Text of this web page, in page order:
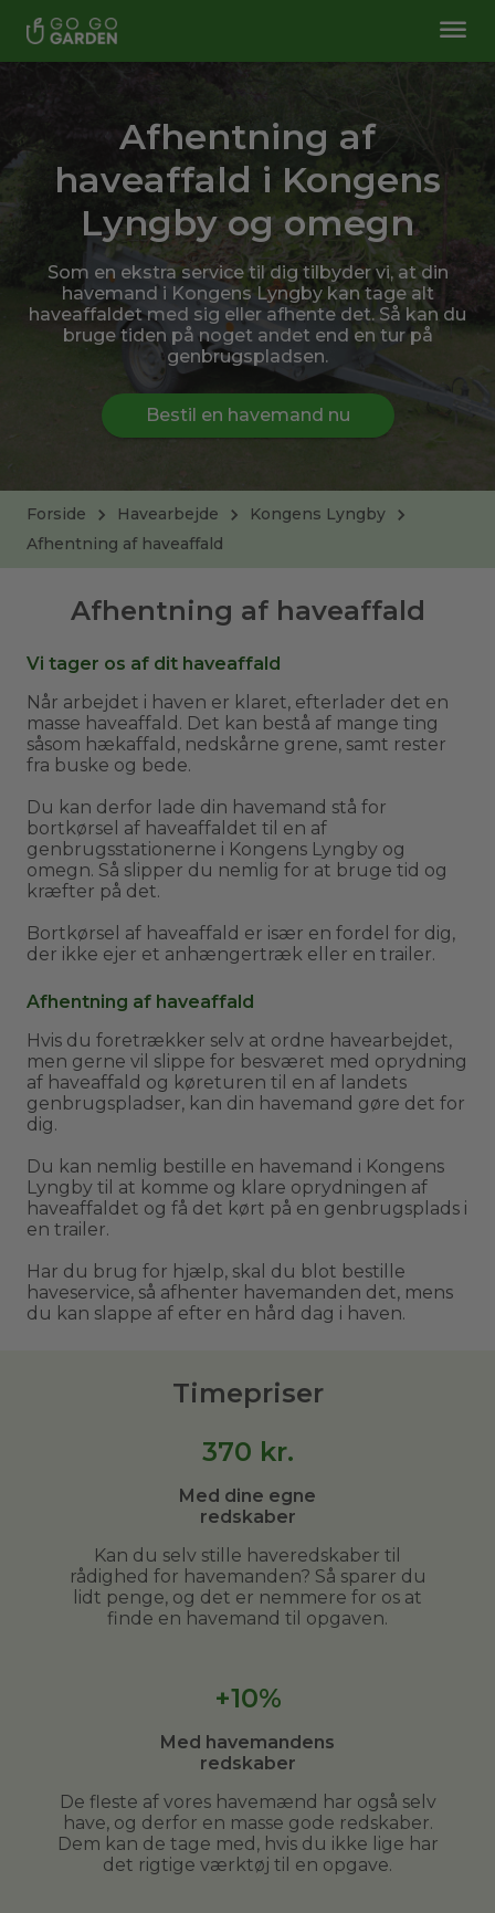
Afhentning af
haveaffald i Kongens
Lyngby og omegn
Som en ekstra service til dig tilbyder vi, at din
havemand i Kongens Lyngby kan tage alt
haveaffaldet med sig eller afhente det. Så kan du
bruge tiden på noget andet end en tur på
genbrugspladsen.
Bestil en havemand nu
Forside Havearbejde
Kongens Lyngby
Afhentning af haveaffald
Afhentning af haveaffald
Vi tager os af dit haveaffald
Når arbejdet i haven er klaret, efterlader det en
masse haveaffald. Det kan bestå af mange ting
såsom hækaffald, nedskårne grene, samt rester
fra buske og bede.
Du kan derfor lade din havemand stå for
bortkørsel af haveaffaldet til en af
genbrugsstationerne i Kongens Lyngby og
omegn. Så slipper du nemlig for at bruge tid og
kræfter på det.
Bortkørsel af haveaffald er især en fordel for dig,
der ikke ejer et anhængertræk eller en trailer.
Afhentning af haveaffald
Hvis du foretrækker selv at ordne havearbejdet,
men gerne vil slippe for besværet med oprydning
af haveaffald og køreturen til en af landets
genbrugspladser, kan din havemand gøre det for
dig.
Du kan nemlig bestille en havemand i Kongens
Lyngby til at komme og klare oprydningen af
haveaffaldet og få det kørt på en genbrugsplads i
en trailer.
Har du brug for hjælp, skal du blot bestille
haveservice, så afhenter havemanden det, mens
du kan slappe af efter en hård dag i haven.
Timepriser
370 kr.
Med dine egne
redskaber
Kan du selv stille haveredskaber til
rådighed for havemanden? Så sparer du
lidt penge, og det er nemmere for os at
finde en havemand til opgaven.
+10%
Med havemandens
redskaber
De fleste af vores havemænd har også selv
have, og derfor en masse gode redskaber.
Dem kan de tage med, hvis du ikke lige har
det rigtige værktøj til en opgave.